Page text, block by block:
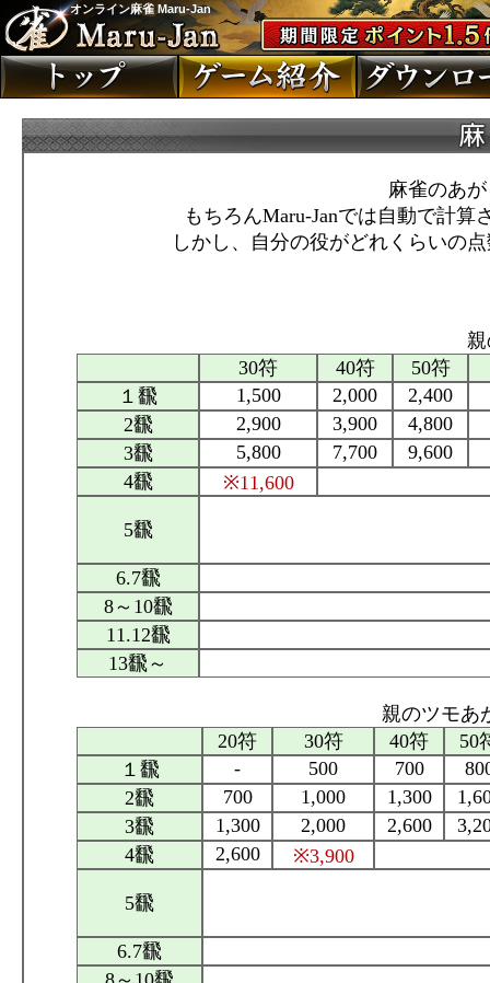
オンライン麻雀 Maru-Jan
麻雀のあ
もちろんMaru-Janでは自動で計
しかし、自分の役がどれくらいの
30符
40符
50符
１飜
1,500 2,000
2,400
2飜
2,900 3,900
4,800
3飜
5,800 7,700
9,600
4飜
※11,600
5飜
6.7飜
8～10飜
11.12飜
13飜～
親のツモあ
20符
30符 40符
50
１飜
- 500 700
2飜
700 1,000 1,300
3飜
1,300 2,000 2,600
4飜
2,600 ※3,900
5飜
6.7飜